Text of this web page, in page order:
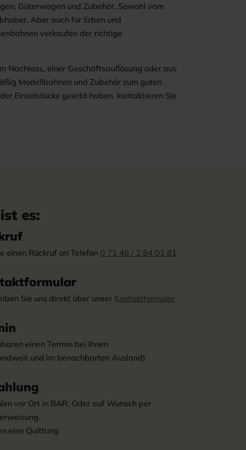
Güterwagen und Zubehör. Sowohl vom
Aber auch für Erben und
verkaufen der richtige
Nachlass, einer Geschäftsauflösung oder aus
Modellbahnen und Zubehör zum guten
Einzelstücke geerbt haben, kontaktieren Sie
es:
einen Rückruf an Telefon 0 71 46 / 2 84 01 81
Sie uns direkt über unser Kontaktformular
einen Termin bei Ihnen
und im benachbarten Ausland)
vor Ort in BAR. Oder auf Wunsch per
eine Quittung